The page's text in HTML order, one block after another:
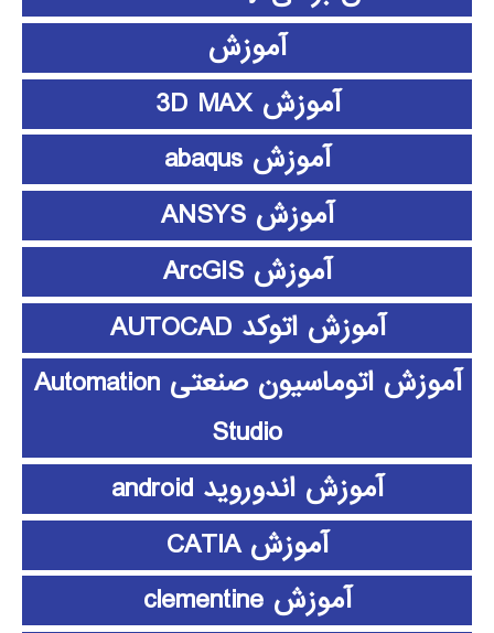
آموزش
آموزش 3D MAX
آموزش abaqus
آموزش ANSYS
آموزش ArcGIS
آموزش اتوکد AUTOCAD
آموزش اتوماسیون صنعتی Automation
Studio
آموزش اندوروید android
آموزش CATIA
آموزش clementine